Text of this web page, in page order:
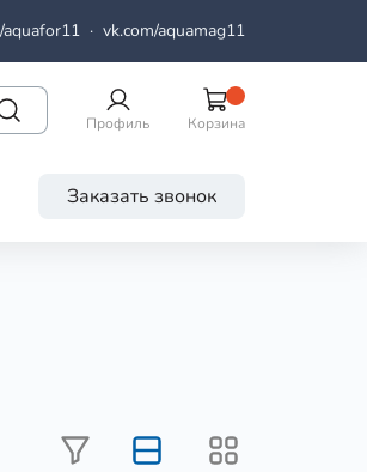
aquafor11· vk.com/aquamag11
Профиль Корзина
Заказать звонок